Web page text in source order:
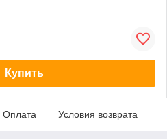
Купить
Оплата Условия возврата